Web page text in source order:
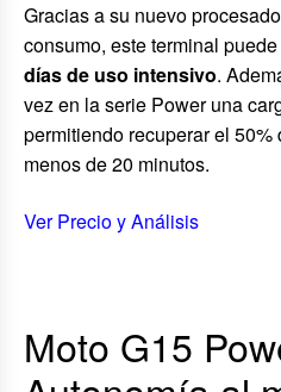
Gracias a su nuevo
consumo, este terminal
días de uso intensivo.
vez en la serie Power una
permitiendo recuperar el 50%
menos de 20 minutos.
Ver Precio y Análisis
Moto G15